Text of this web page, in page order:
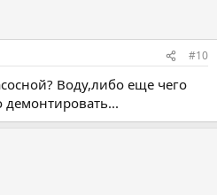
#10
Воду,либо еще чего
демонтировать...